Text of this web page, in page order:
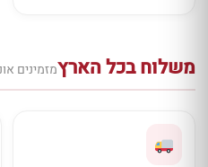
משלוח בכל הארץמזמינים